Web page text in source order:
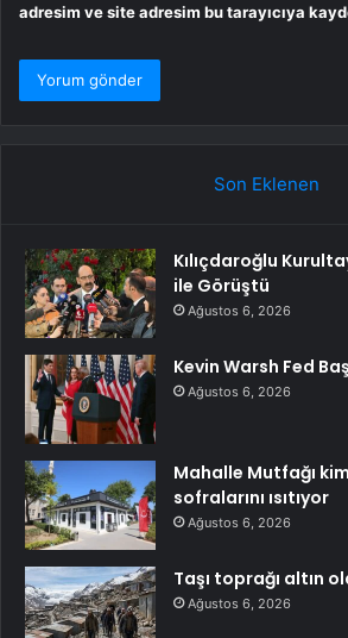
adresim ve site adresim bu tarayıcıya
Son Eklenen
Kılıçdaroğlu
ile Görüştü
Ağustos 6, 2026
Kevin Warsh Fed
Ağustos 6, 2026
Mahalle Mutfağı
sofralarını ısıtıyor
Ağustos 6, 2026
Taşı toprağı altın
Ağustos 6, 2026